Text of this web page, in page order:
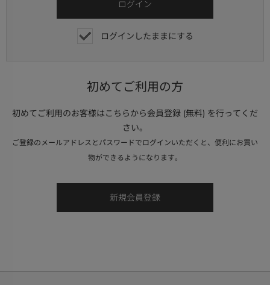
ログインしたままにする
初めてご利用の方
初めてご利用のお客様はこちらから会員登録 (無料) を行ってくだ
さい。
ご登録のメールアドレスとパスワードでログインいただくと、便利にお買い
物ができるようになります。